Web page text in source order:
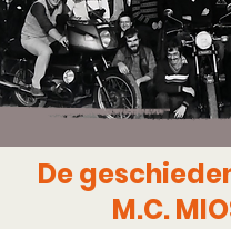
De
M.C.